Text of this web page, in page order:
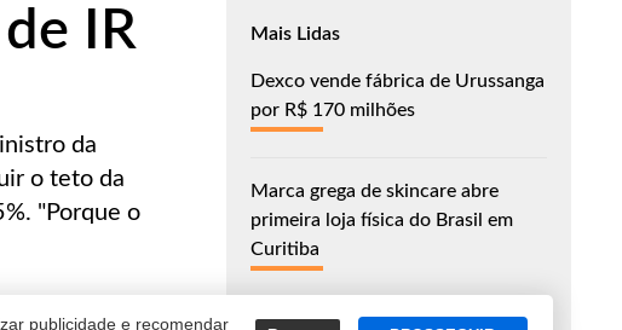
publicidade e recomendar
IR
da
o teto da
"Porque o
Mais Lidas
Dexco vende fábrica de Urussanga
por R$ 170 milhões
Marca grega de skincare abre
primeira loja física do Brasil em
Curitiba